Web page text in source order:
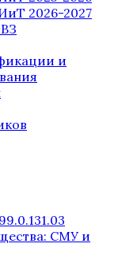
2026-2027
и
СМУ и